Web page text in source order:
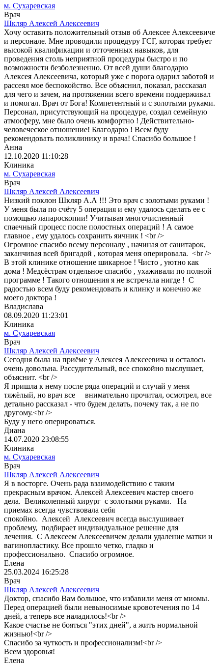
м. Сухаревская
Врач
Шкляр Алексей Алексеевич
Хочу оставить положительный отзыв об Алексее Алексеевиче
и персонале. Мне проводили процедуру ГСГ, которая требует
высокой квалификации и отточенных навыков, для
проведения столь неприятной процедуры быстро и по
возможности безболезненно. От всей души благодарю
Алексея Алексеевича, который уже с порога одарил заботой и
рассеял мое беспокойство. Все объяснил, показал, рассказал
для чего и зачем, на протяжении всего времени поддерживал
и помогал. Врач от Бога! Компетентный и с золотыми руками.
Персонал, присутствующий на процедуре, создал семейную
атмосферу, мне было очень комфортно ! Действительно-
человеческое отношение! Благодарю ! Всем буду
рекомендовать поликлинику и врача! Спасибо большое !
Анна
12.10.2020 11:10:28
Клиника
м. Сухаревская
Врач
Шкляр Алексей Алексеевич
Низкий поклон Шкляр А.А !!! Это врач с золотыми руками !
У меня была по счёту 5 операция и ему удалось сделать ее с
помощью лапароскопии! Учитывая многочисленный
спаечный процесс после полостных операций ! А самое
главное , ему удалось сохранить яичник ! <br />
Огромное спасибо всему персоналу , начиная от санитарок,
заканчивая всей бригадой , которая меня оперировала. <br />
В этой клинике отношение шикарное ! Чисто , уютно как
дома ! Медсёстрам отдельное спасибо , ухаживали по полной
программе ! Такого отношения я не встречала нигде ! С
радостью всем буду рекомендовать и клинку и конечно же
моего доктора !
Владислава
08.09.2020 11:23:01
Клиника
м. Сухаревская
Врач
Шкляр Алексей Алексеевич
Сегодня была на приёме у Алексея Алексеевича и осталось
очень довольна. Рассудительный, все спокойно выслушает,
объяснит. <br />
Я пришла к нему после ряда операций и случай у меня
тяжёлый, но врач все внимательно прочитал, осмотрел, все
детально рассказал - что будем делать, почему так, а не по
другому.<br />
Буду у него оперироваться.
Диана
14.07.2020 23:08:55
Клиника
м. Сухаревская
Врач
Шкляр Алексей Алексеевич
Я в восторге. Очень рада взаимодействию с таким
прекрасным врачом. Алексей Алексеевич мастер своего
дела. Великолепный хирург с золотыми руками. На
приемах всегда чувствовала себя
спокойно. Алексей Алексеевич всегда выслушивает
проблему, подбирает индивидуальное решение для
лечения. С Алексеем Алексеевичем делали удаление матки и
вагинопластику. Все прошло четко, гладко и
профессионально. Спасибо огромное.
Елена
25.03.2024 16:25:28
Врач
Шкляр Алексей Алексеевич
Доктор, спасибо Вам большое, что избавили меня от миомы.
Перед операцией были невыносимые кровотечения по 14
дней, а теперь все наладилось!<br />
Какое счастье не бояться "этих дней", а жить нормальной
жизнью!<br />
Спасибо за чуткость и профессионализм!<br />
Всем здоровья!
Елена